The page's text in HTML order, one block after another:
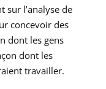
sur l’analyse de
concevoir des
dont les gens
dont les
travailler.